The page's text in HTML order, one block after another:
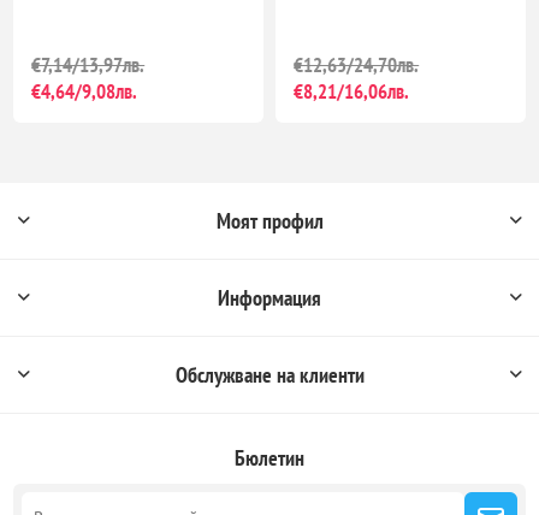
€7,14/13,97лв.
€4,64/9,08лв.
€12,63/24,70лв.
€8,21/16,06лв.
Моят профил
Информация
Обслужване на клиенти
Бюлетин